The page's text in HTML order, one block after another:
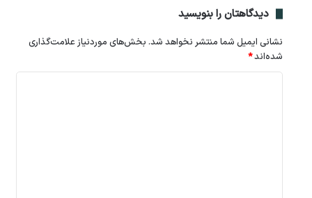
دیدگاهتان را بنویسید
نشانی ایمیل شما منتشر نخواهد شد. بخش‌های موردنیاز علامت‌گذاری
شده‌اند*